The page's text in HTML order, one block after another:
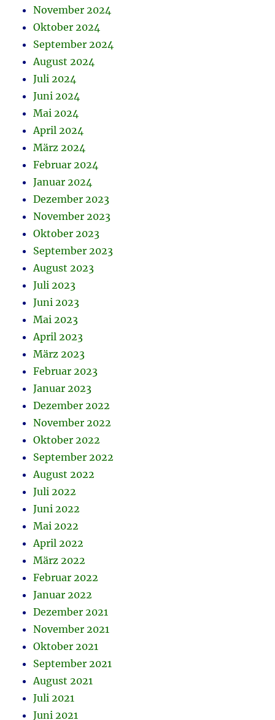
November 2024
Oktober 2024
September 2024
August 2024
Juli 2024
Juni 2024
Mai 2024
April 2024
März 2024
Februar 2024
Januar 2024
Dezember 2023
November 2023
Oktober 2023
September 2023
August 2023
Juli 2023
Juni 2023
Mai 2023
April 2023
März 2023
Februar 2023
Januar 2023
Dezember 2022
November 2022
Oktober 2022
September 2022
August 2022
Juli 2022
Juni 2022
Mai 2022
April 2022
März 2022
Februar 2022
Januar 2022
Dezember 2021
November 2021
Oktober 2021
September 2021
August 2021
Juli 2021
Juni 2021